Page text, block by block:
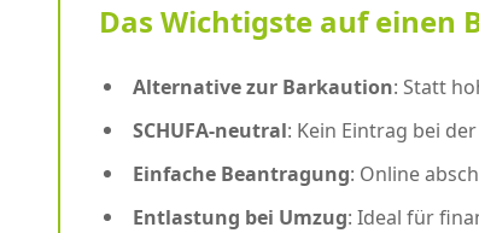
Das Wichtigste auf einen
Alternative zur Barkaution: Statt
SCHUFA-neutral: Kein Eintrag bei
Einfache Beantragung: Online
Entlastung bei Umzug: Ideal für